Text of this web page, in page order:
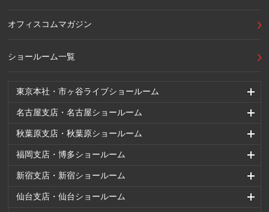
東京本社・市ヶ谷ライブショールーム
名古屋支店・名古屋ショールーム
秋葉原支店・秋葉原ショールーム
福岡支店・博多ショールーム
新宿支店・新宿ショールーム
仙台支店・仙台ショールーム
オフィスコムマガジン
ショールーム一覧